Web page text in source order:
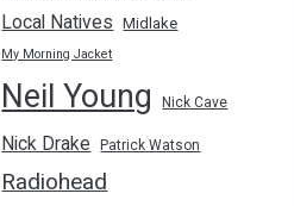
Local Natives Midlake
My Morning Jacket
Neil Young Nick Cave
Nick Drake Patrick Watson
Radiohead